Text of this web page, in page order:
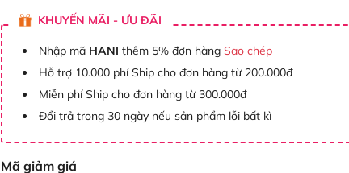
KHUYẾN MÃI - ƯU ĐÃI
Nhập mã HANI thêm 5% đơn hàng Sao chép
Hỗ trợ 10.000 phí Ship cho đơn hàng từ 200.000đ
Miễn phí Ship cho đơn hàng từ 300.000đ
Đổi trả trong 30 ngày nếu sản phẩm lỗi bất kì
Mã giảm giá